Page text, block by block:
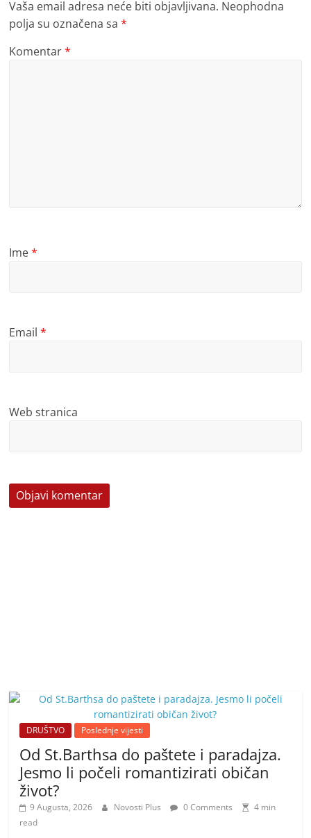
Vaša email adresa neće biti objavljivana. Neophodna
polja su označena sa*
Komentar*
Ime*
Email*
Web stranica
DRUŠTVO Poslednje vijesti
Od St.Barthsa do paštete i paradajza.
Jesmo li počeli romantizirati običan
život?
9 Augusta, 2026 Novosti Plus 0 Comments
4 min
read